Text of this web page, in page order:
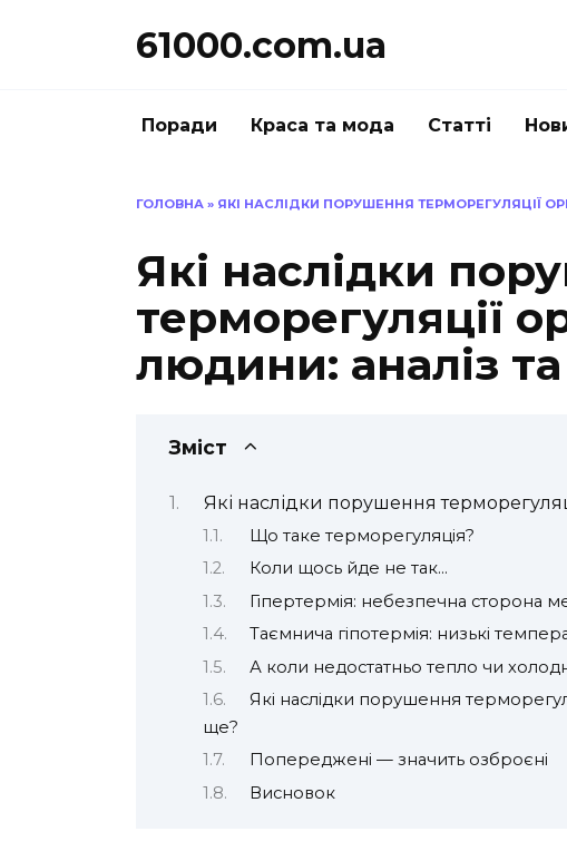
61000.com.ua
Поради Краса та мода Статті
ГОЛОВНА » ЯКІ НАСЛІДКИ ПОРУШЕННЯ ТЕРМОРЕГУЛЯЦІЇ
Які наслідки
терморегуляції
людини: аналіз
Зміст
Які наслідки порушення
Що таке терморегуляція?
Коли щось йде не так…
Гіпертермія: небезпечна сторона
Таємнича гіпотермія: низькі
А коли недостатньо тепло чи
Які наслідки порушення
ще?
Попереджені — значить озброєні
Висновок